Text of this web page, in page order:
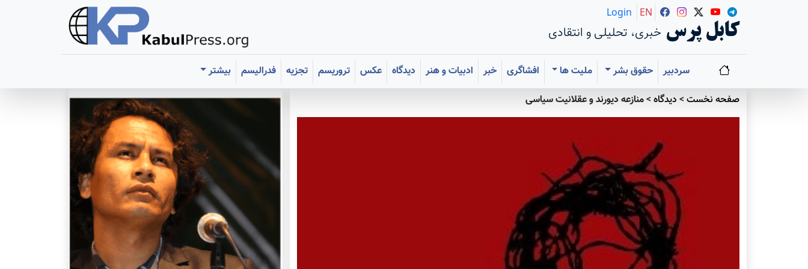
کابل پرس خبری، تحلیلی و انتقادی
Login EN
سردبیر حقوق بشر ملیت ها افشاگری خبر ادبیات و هنر دیدگاه عکس تروریسم تجزیه فدرالیسم
بیشتر
صفحه نخست> دیدگاه>منازعه دیورند و عقلانیت سیاسی